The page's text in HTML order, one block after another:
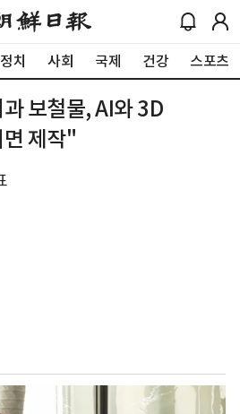
정치 사회 국제 건강 스포츠
보철물, AI와 3D
제작"